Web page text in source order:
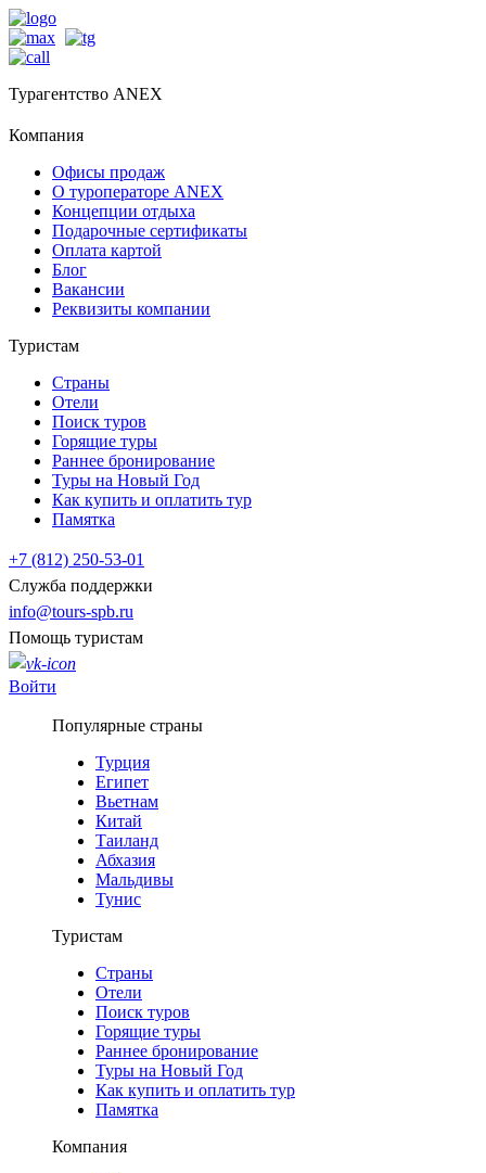
Турагентство ANEX
Компания
Офисы продаж
О туроператоре ANEX
Концепции отдыха
Подарочные сертификаты
Оплата картой
Блог
Вакансии
Реквизиты компании
Туристам
Страны
Отели
Поиск туров
Горящие туры
Раннее бронирование
Туры на Новый Год
Как купить и оплатить тур
Памятка
+7 (812) 250-53-01
Служба поддержки
info@tours-spb.ru
Помощь туристам
Войти
Популярные страны
Турция
Египет
Вьетнам
Китай
Таиланд
Абхазия
Мальдивы
Тунис
Туристам
Страны
Отели
Поиск туров
Горящие туры
Раннее бронирование
Туры на Новый Год
Как купить и оплатить тур
Памятка
Компания